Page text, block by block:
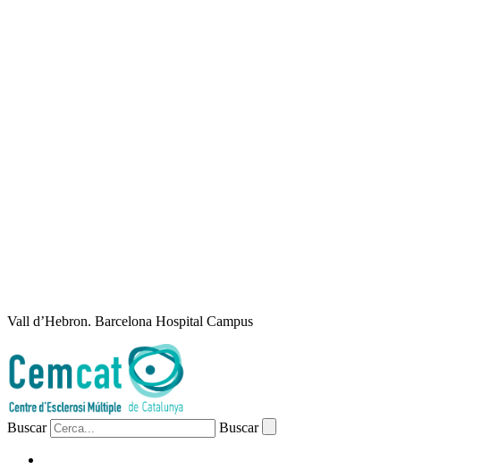
Vall d’Hebron. Barcelona Hospital Campus
Buscar Buscar